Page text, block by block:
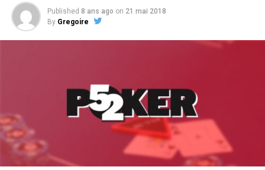
Published 8 ans ago on 21 mai 2018
By Gregoire